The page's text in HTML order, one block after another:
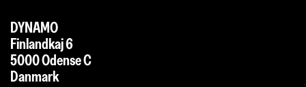
DYNAMO
Finlandkaj 6
5000 Odense C
Danmark